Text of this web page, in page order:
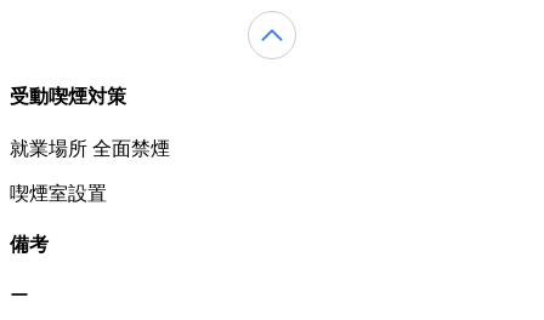
受動喫煙対策
就業場所 全面禁煙
喫煙室設置
備考
ー